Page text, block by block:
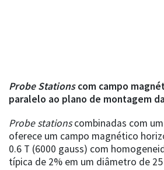
Probe Stationscom campo
paralelo ao plano de montagem
Probe stationscombinadas com
oferece um campo magnético
0.6 T (6000 gauss) com
típica de 2% em um diâmetro de